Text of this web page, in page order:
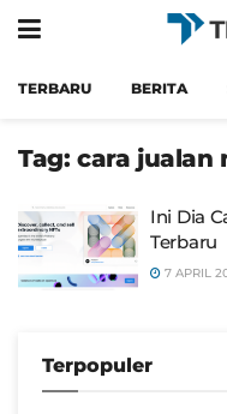
TERBARU BERITA
Tag: cara jualan
Ini Dia
Terbaru
7 APRIL
Terpopuler